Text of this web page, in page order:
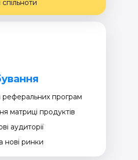
реферальних програм
аудиторії
матриці продуктів
нові ринки